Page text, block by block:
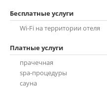
Wi-Fi на территории отеля
прачечная
spa-процедуры
сауна